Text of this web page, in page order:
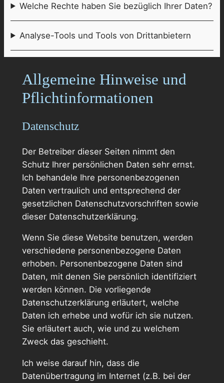
Welche Rechte haben Sie bezüglich Ihrer Daten?
Analyse-Tools und Tools von Drittanbietern
Allgemeine Hinweise und
Pflichtinformationen
Datenschutz
Der Betreiber dieser Seiten nimmt den
Schutz Ihrer persönlichen Daten sehr ernst.
Ich behandele Ihre personenbezogenen
Daten vertraulich und entsprechend der
gesetzlichen Datenschutzvorschriften sowie
dieser Datenschutzerklärung.
Wenn Sie diese Website benutzen, werden
verschiedene personenbezogene Daten
erhoben. Personenbezogene Daten sind
Daten, mit denen Sie persönlich identifiziert
werden können. Die vorliegende
Datenschutzerklärung erläutert, welche
Daten ich erhebe und wofür ich sie nutzen.
Sie erläutert auch, wie und zu welchem
Zweck das geschieht.
Ich weise darauf hin, dass die
Datenübertragung im Internet (z.B. bei der